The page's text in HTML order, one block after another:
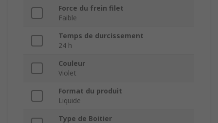
Force du frein filet
Faible
Temps de durcissement
24 h
Couleur
Violet
Format du produit
Liquide
Type de Boitier